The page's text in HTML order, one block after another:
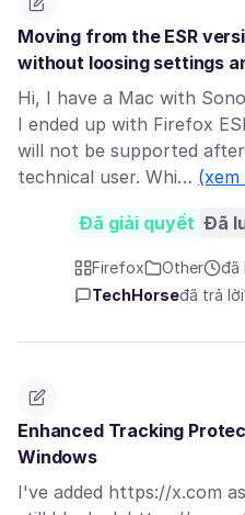
Moving from the ESR
without loosing settings
Hi, I have a Mac with
I ended up with Firefox
will not be supported
technical user. Whi…
Đã giải quyết Đã
Firefox Other
đã
TechHorseđã trả lời
Enhanced Tracking
Windows
I've added https://x.com